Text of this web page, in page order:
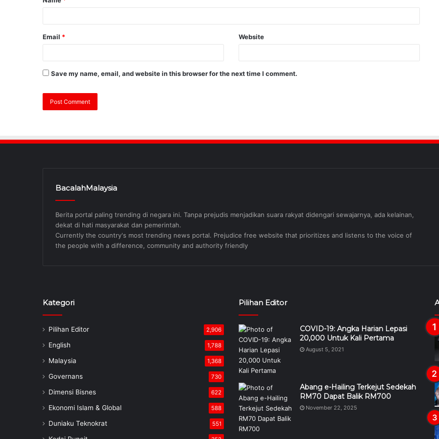
Email * Website
Save my name, email, and website in this browser for the next time I comment.
BacalahMalaysia
Berita portal paling trending di negara ini. Tanpa prejudis menjadikan suara rakyat didengari sewajarnya, ada kelainan,
dekat di hati masyarakat dan pemerintah.
Currently the country's most trending news portal. Prejudice free website that prioritizes and listens to the voice of
the people with a difference, community and authority friendly
Kategori
Pilihan Editor 2,906
English 1,788
Malaysia 1,368
Governans 730
Dimensi Bisnes 622
Ekonomi Islam & Global 588
Duniaku Teknokrat 551
Pilihan Editor
COVID-19: Angka Harian Lepasi
20,000 Untuk Kali Pertama
August 5, 2021
Abang e-Hailing Terkejut Sedekah
RM70 Dapat Balik RM700
November 22, 2025